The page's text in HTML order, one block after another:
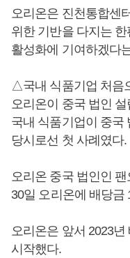
오리온은 진천통합센
위한 기반을 다지는
활성화에 기여하겠다
△국내 식품기업 처음
오리온이 중국 법인
국내 식품기업이 중국
당시로선 첫 사례였다.
오리온 중국 법인인
30일 오리온에 배당금
오리온은 앞서 2023
시작했다.